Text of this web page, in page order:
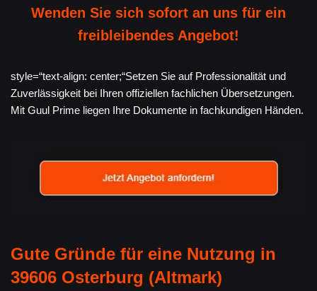
Wenden Sie sich sofort an uns für ein
freibleibendes Angebot!
style=“text-align: center;“Setzen Sie auf Professionalität und
Zuverlässigkeit bei Ihren offiziellen fachlichen Übersetzungen.
Mit Guul Prime liegen Ihre Dokumente in fachkundigen Händen.
Gute Gründe für eine Nutzung in
39606 Osterburg (Altmark)